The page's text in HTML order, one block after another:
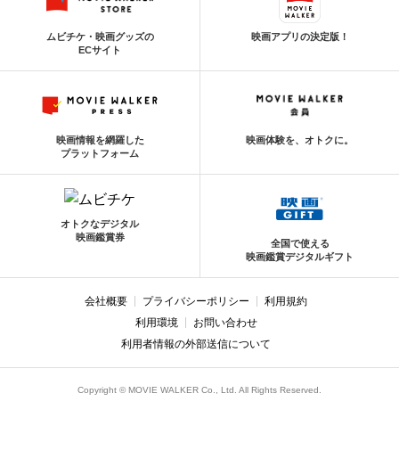
ムビチケ・映画グッズの
ECサイト
映画アプリの決定版！
映画情報を網羅した
プラットフォーム
映画体験を、オトクに。
オトクなデジタル
映画鑑賞券
全国で使える
映画鑑賞デジタルギフト
会社概要 プライバシーポリシー
利用規約
利用環境
お問い合わせ
利用者情報の外部送信について
Copyright © MOVIE WALKER Co., Ltd. All Rights Reserved.